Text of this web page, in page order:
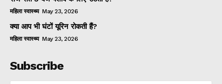
महिला स्वास्थ्य May 23, 2026
क्या आप भी घंटों यूरिन रोकती हैं?
महिला स्वास्थ्य May 23, 2026
Subscribe